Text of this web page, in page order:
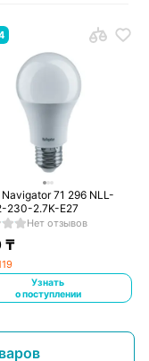
71 296 NLL-
230-2.7K-E27
Нет отзывов
₸
Узнать
о поступлении